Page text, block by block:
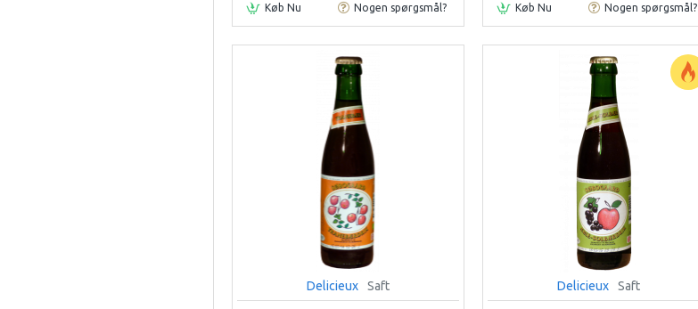
Køb Nu Nogen spørgsmål? Køb Nu Nogen spørgsmål?
Delicieux Saft Delicieux Saft